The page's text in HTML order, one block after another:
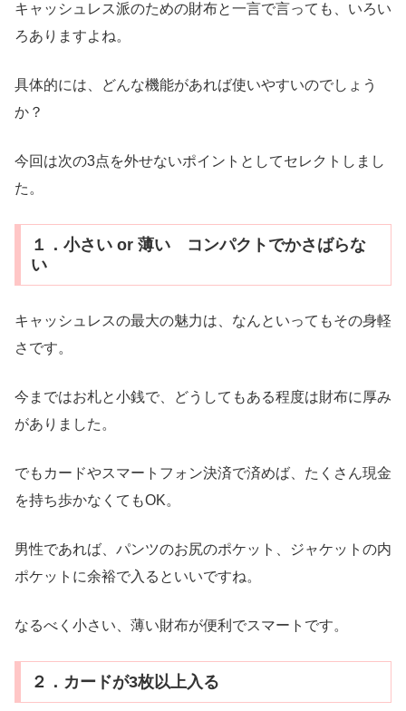
キャッシュレス派のための財布と一言で言っても、いろい
ろありますよね。
具体的には、どんな機能があれば使いやすいのでしょう
か？
今回は次の3点を外せないポイントとしてセレクトしまし
た。
１．小さい or 薄い コンパクトでかさばらな
い
キャッシュレスの最大の魅力は、なんといってもその身軽
さです。
今まではお札と小銭で、どうしてもある程度は財布に厚み
がありました。
でもカードやスマートフォン決済で済めば、たくさん現金
を持ち歩かなくてもOK。
男性であれば、パンツのお尻のポケット、ジャケットの内
ポケットに余裕で入るといいですね。
なるべく小さい、薄い財布が便利でスマートです。
２．カードが3枚以上入る